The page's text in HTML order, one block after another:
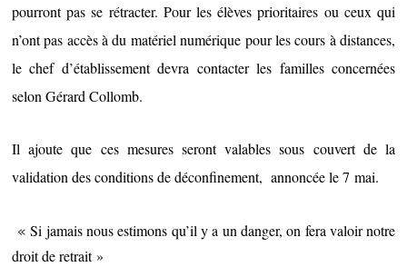
pourront pas se rétracter. Pour les élèves prioritaires ou ceux qui
n’ont pas accès à du matériel numérique pour les cours à distances,
le chef d’établissement devra contacter les familles concernées
selon Gérard Collomb.
Il ajoute que ces mesures seront valables sous couvert de la
validation des conditions de déconfinement, annoncée le 7 mai.
«Si jamais nous estimons qu’il y a un danger, on fera valoir notre
droit de retrait »